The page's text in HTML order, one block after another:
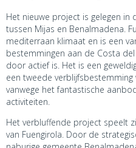
Het nieuwe project is gelegen in
tussen Mijas en Benalmadena.
mediterraan klimaat en is een
bestemmingen aan de Costa
door actief is. Het is een
een tweede
vanwege het fantastische
activiteiten.
Het verbluffende project speelt
van Fuengirola. Door de